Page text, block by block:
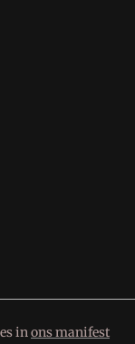
inons manifest